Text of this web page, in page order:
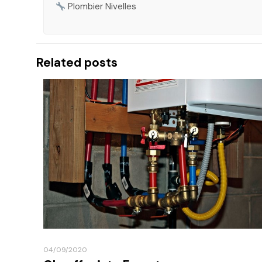
Plombier Nivelles
Related posts
04/09/2020